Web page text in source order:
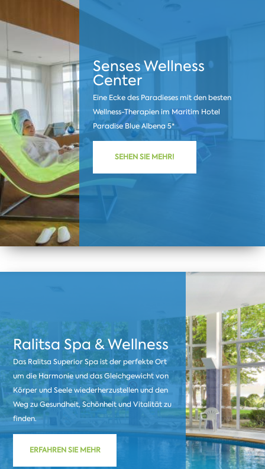
Senses Wellness
Center
Eine Ecke des Paradieses mit den besten
Wellness-Therapien im Maritim Hotel
Paradise Blue Albena 5*
SEHEN SIE MEHR!
Ralitsa Spa & Wellness
Das Ralitsa Superior Spa ist der perfekte Ort
um die Harmonie und das Gleichgewicht von
Körper und Seele wiederherzustellen und den
Weg zu Gesundheit, Schönheit und Vitalität zu
finden.
ERFAHREN SIE MEHR